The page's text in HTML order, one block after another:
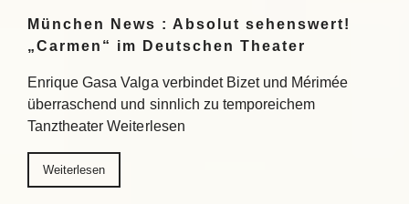
München News : Absolut sehenswert!
„Carmen“ im Deutschen Theater
Enrique Gasa Valga verbindet Bizet und Mérimée
überraschend und sinnlich zu temporeichem
Tanztheater Weiterlesen
Weiterlesen